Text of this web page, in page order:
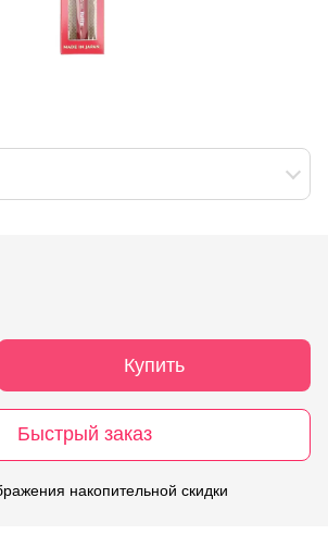
Купить
Быстрый заказ
накопительной скидки